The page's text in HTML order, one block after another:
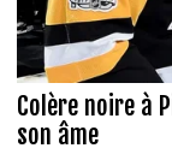
Colère noire à
son âme